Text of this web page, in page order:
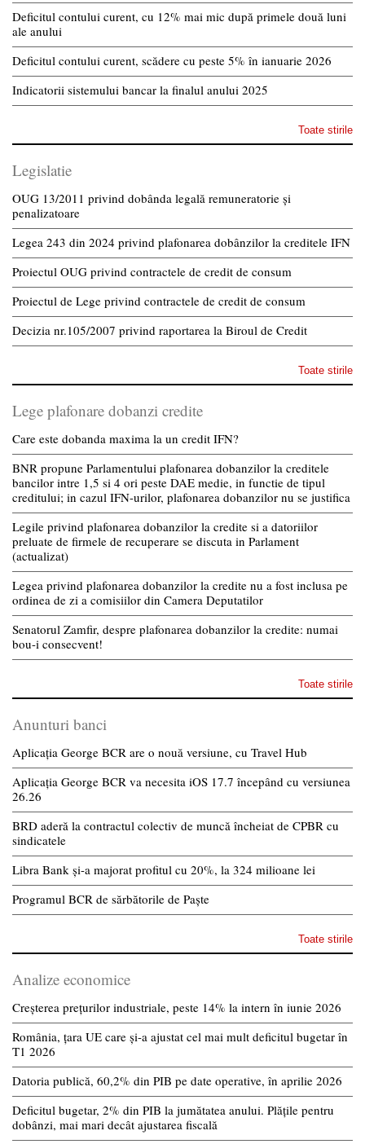
Deficitul contului curent, cu 12% mai mic după primele două luni
ale anului
Deficitul contului curent, scădere cu peste 5% în ianuarie 2026
Indicatorii sistemului bancar la finalul anului 2025
Toate stirile
Legislatie
OUG 13/2011 privind dobânda legală remuneratorie și
penalizatoare
Legea 243 din 2024 privind plafonarea dobânzilor la creditele IFN
Proiectul OUG privind contractele de credit de consum
Proiectul de Lege privind contractele de credit de consum
Decizia nr.105/2007 privind raportarea la Biroul de Credit
Toate stirile
Lege plafonare dobanzi credite
Care este dobanda maxima la un credit IFN?
BNR propune Parlamentului plafonarea dobanzilor la creditele
bancilor intre 1,5 si 4 ori peste DAE medie, in functie de tipul
creditului; in cazul IFN-urilor, plafonarea dobanzilor nu se justifica
Legile privind plafonarea dobanzilor la credite si a datoriilor
preluate de firmele de recuperare se discuta in Parlament
(actualizat)
Legea privind plafonarea dobanzilor la credite nu a fost inclusa pe
ordinea de zi a comisiilor din Camera Deputatilor
Senatorul Zamfir, despre plafonarea dobanzilor la credite: numai
bou-i consecvent!
Toate stirile
Anunturi banci
Aplicația George BCR are o nouă versiune, cu Travel Hub
Aplicația George BCR va necesita iOS 17.7 începând cu versiunea
26.26
BRD aderă la contractul colectiv de muncă încheiat de CPBR cu
sindicatele
Libra Bank și-a majorat profitul cu 20%, la 324 milioane lei
Programul BCR de sărbătorile de Paște
Toate stirile
Analize economice
Creșterea prețurilor industriale, peste 14% la intern în iunie 2026
România, țara UE care și-a ajustat cel mai mult deficitul bugetar în
T1 2026
Datoria publică, 60,2% din PIB pe date operative, în aprilie 2026
Deficitul bugetar, 2% din PIB la jumătatea anului. Plățile pentru
dobânzi, mai mari decât ajustarea fiscală